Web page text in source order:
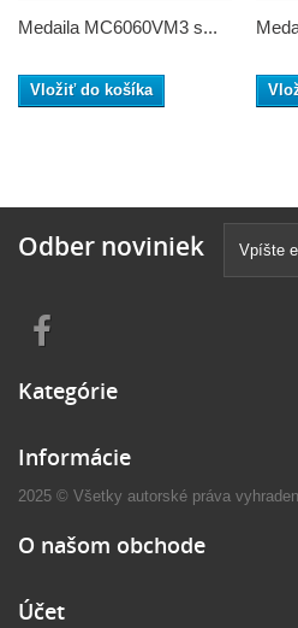
Medaila MC6060VM3 s...
Vložiť do košíka
Odber noviniek
Kategórie
Informácie
2025 © Všetky autorské práva
O našom obchode
Účet